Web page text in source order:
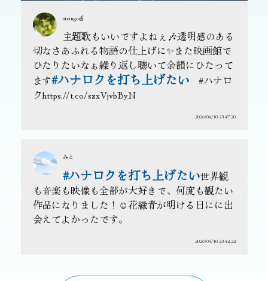
airingo🍏
主題歌もいいですよねぇ🎶透明感のある
切なさあふれる物語の仕上げに✨また映画館で
ひたりたいなぁ繰り返し聴いて余韻にひたって
ます#ハナロクを打ち上げたい #ハナロ
クhttps://t.co/szxVjvbByN
2026/04/10 23:47:20
みと
#ハナロクを打ち上げたい世界観
も音楽も映像も全部が大好きで、何度も観たい
作品になりました！☺️花緑青が明ける日にに出
会えてよかったです。
2026/04/10 23:42:22